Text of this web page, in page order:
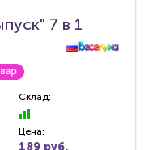
7 в 1
Склад:
Цена: